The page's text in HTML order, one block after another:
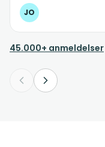
gode biler. Da vi skulle retur fra hotellet
til Barcelona
10 min. forsinket
ringede til os ca en
besked. Flot!! Kan kun anbefale
Suntransfer. Nemt
slut.
JO
45.000+ anmeldelser